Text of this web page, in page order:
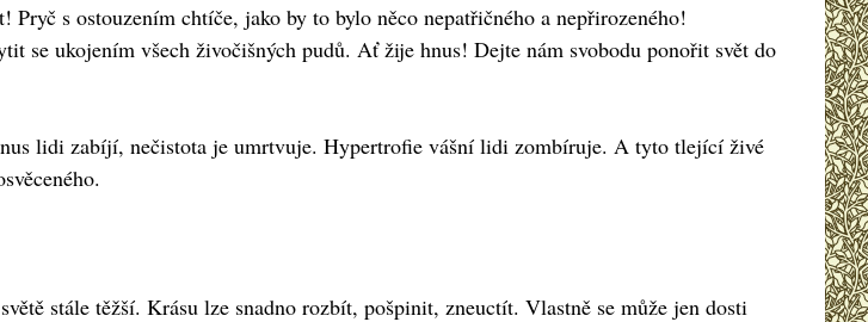
s ostouzením chtíče, jako by to bylo něco nepatřičného a nepřirozeného!
se ukojením všech živočišných pudů. Ať žije hnus! Dejte nám svobodu ponořit svět do
lidi zabíjí, nečistota je umrtvuje. Hypertrofie vášní lidi zombíruje. A tyto tlející živé
stále těžší. Krásu lze snadno rozbít, pošpinit, zneuctít. Vlastně se může jen dosti